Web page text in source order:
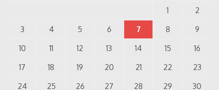
1
2
3
4 5 6 7 8
9
10
11 12 13 14 15
16
17
18 19 20 21 22
23
24
25 26 27 28 29 30